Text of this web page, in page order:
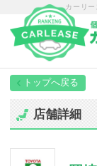
カーリ
トップページ
店舗詳細